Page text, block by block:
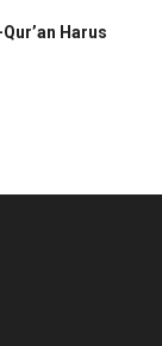
Harus